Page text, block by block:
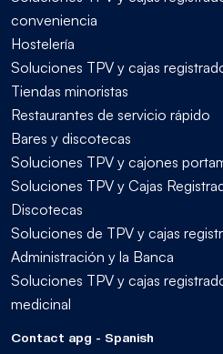
conveniencia
Hostelería
Soluciones TPV y cajas
Tiendas minoristas
Restaurantes de servicio rápido
Bares y discotecas
Soluciones TPV y cajones
Soluciones TPV y Cajas
Discotecas
Soluciones de TPV y cajas
Administración y la Banca
Soluciones TPV y cajas
medicinal
Contact apg - Spanish